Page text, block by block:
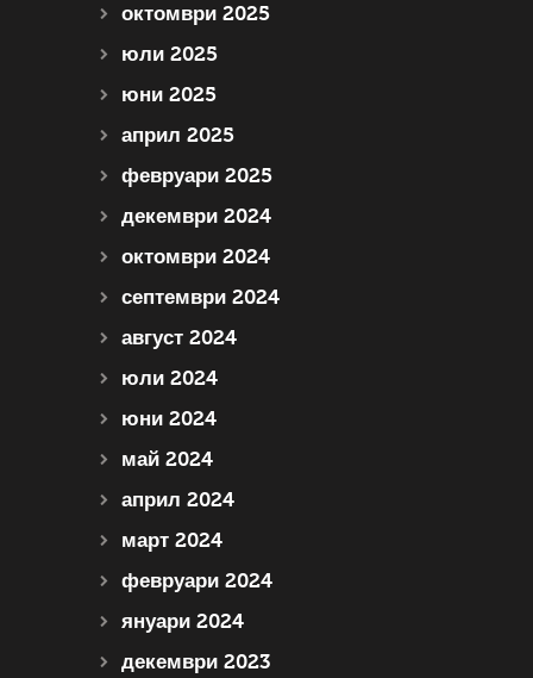
октомври 2025
юли 2025
юни 2025
април 2025
февруари 2025
декември 2024
октомври 2024
септември 2024
август 2024
юли 2024
юни 2024
май 2024
април 2024
март 2024
февруари 2024
януари 2024
декември 2023